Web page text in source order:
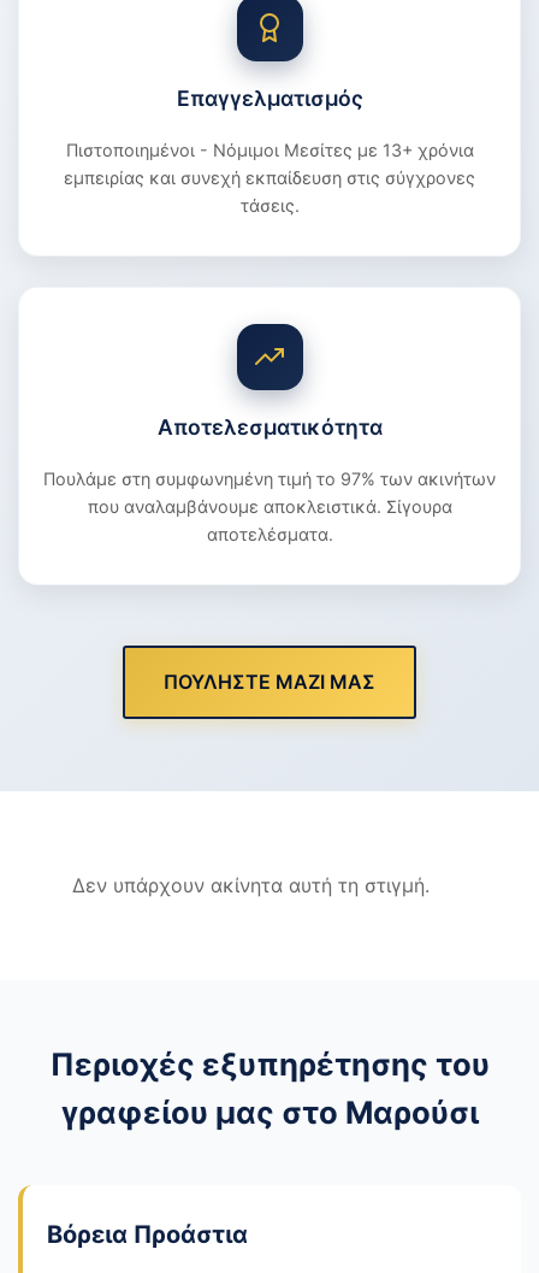
Επαγγελματισμός
Πιστοποιημένοι - Νόμιμοι Μεσίτες με 13+ χρόνια
εμπειρίας και συνεχή εκπαίδευση στις σύγχρονες
τάσεις.
Αποτελεσματικότητα
Πουλάμε στη συμφωνημένη τιμή το 97% των ακινήτων
που αναλαμβάνουμε αποκλειστικά. Σίγουρα
αποτελέσματα.
ΠΟΥΛΗΣΤΕ ΜΑΖΙ ΜΑΣ
Δεν υπάρχουν ακίνητα αυτή τη στιγμή.
Περιοχές εξυπηρέτησης του
γραφείου μας στο Μαρούσι
Βόρεια Προάστια